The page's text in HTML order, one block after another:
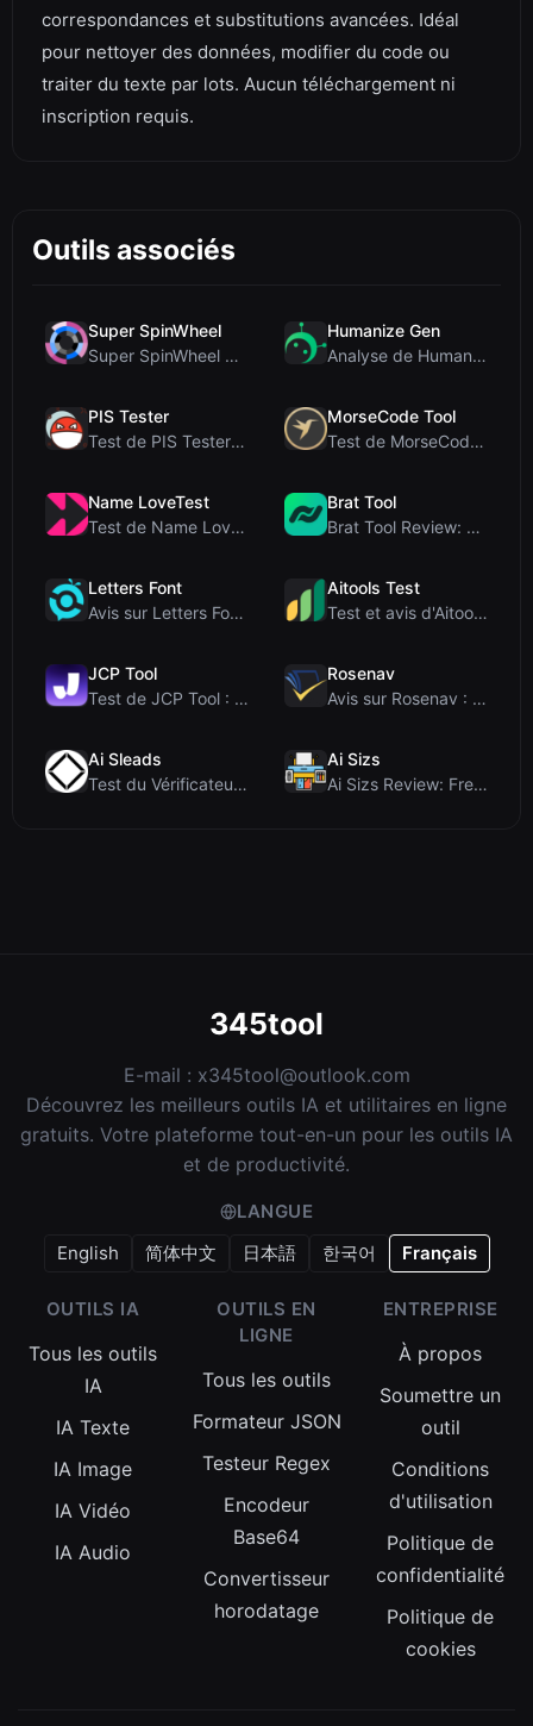
correspondances et substitutions avancées. Idéal
pour nettoyer des données, modifier du code ou
traiter du texte par lots. Aucun téléchargement ni
inscription requis.
Outils associés
Super SpinWheel
Super SpinWheel Review: A Privacy-First Free Wheel...
Humanize Gen
Analyse de Humanize Gen : Plongée au cœur de cet h...
PIS Tester
Test de PIS Tester : Le quiz d’amitié sans IA qui ...
MorseCode Tool
Test de MorseCode Tool : Convertisseur en ligne gr...
Name LoveTest
Test de Name LoveTest : un calculateur d'amour axé...
Brat Tool
Brat Tool Review: Free Charli XCX Style Brat Text ...
Letters Font
Avis sur Letters Font : Générateur gratuit de poli...
Aitools Test
Test et avis d'Aitools Test : un détecteur d'IA gr...
JCP Tool
Test de JCP Tool : Convertisseur de données côté c...
Rosenav
Avis sur Rosenav : Outil gratuit en ligne de vérif...
Ai Sleads
Test du Vérificateur de Force des Mots de Passe d'...
Ai Sizs
Ai Sizs Review: Free, Private Image Similarity & B...
345tool
E-mail : x345tool@outlook.com
Découvrez les meilleurs outils IA et utilitaires en ligne
gratuits. Votre plateforme tout-en-un pour les outils IA
et de productivité.
LANGUE
English
简体中文 日本語 한국어 Français
OUTILS IA
Tous les outils
IA
IA Texte
IA Image
IA Vidéo
IA Audio
OUTILS EN
LIGNE
Tous les outils
Formateur JSON
Testeur Regex
Encodeur
Base64
Convertisseur
horodatage
ENTREPRISE
À propos
Soumettre un
outil
Conditions
d'utilisation
Politique de
confidentialité
Politique de
cookies